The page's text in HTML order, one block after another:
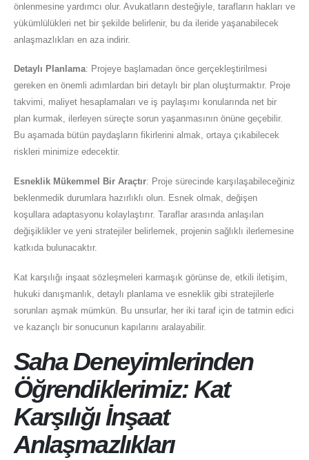
önlenmesine yardımcı olur. Avukatların desteğiyle, tarafların hakları ve
yükümlülükleri net bir şekilde belirlenir, bu da ileride yaşanabilecek
anlaşmazlıkları en aza indirir.
Detaylı Planlama: Projeye başlamadan önce gerçekleştirilmesi
gereken en önemli adımlardan biri detaylı bir plan oluşturmaktır. Proje
takvimi, maliyet hesaplamaları ve iş paylaşımı konularında net bir
plan kurmak, ilerleyen süreçte sorun yaşanmasının önüne geçebilir.
Bu aşamada bütün paydaşların fikirlerini almak, ortaya çıkabilecek
riskleri minimize edecektir.
Esneklik Mükemmel Bir Araçtır: Proje sürecinde karşılaşabileceğiniz
beklenmedik durumlara hazırlıklı olun. Esnek olmak, değişen
koşullara adaptasyonu kolaylaştırır. Taraflar arasında anlaşılan
değişiklikler ve yeni stratejiler belirlemek, projenin sağlıklı ilerlemesine
katkıda bulunacaktır.
Kat karşılığı inşaat sözleşmeleri karmaşık görünse de, etkili iletişim,
hukuki danışmanlık, detaylı planlama ve esneklik gibi stratejilerle
sorunları aşmak mümkün. Bu unsurlar, her iki taraf için de tatmin edici
ve kazançlı bir sonucunun kapılarını aralayabilir.
Saha Deneyimlerinden
Öğrendiklerimiz: Kat
Karşılığı İnşaat
Anlaşmazlıkları